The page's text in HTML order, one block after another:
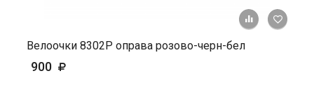
+ К
Велоочки 8302Р оправа розово-черн-бел
900